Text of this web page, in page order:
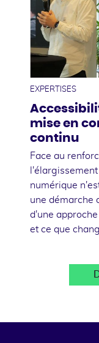
EXPERTISES
mise en
continu
Face au
numérique
une démarche
d'une
et ce que